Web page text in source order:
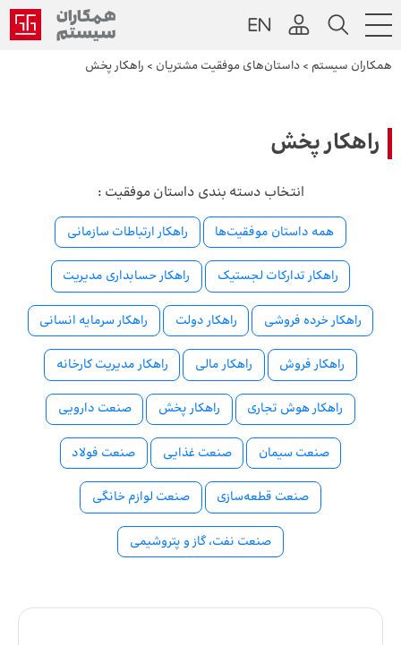
همکاران سیستم > داستان‌های موفقیت مشتریان > راهکار پخش
راهکار پخش
انتخاب دسته بندی داستان موفقیت :
همه داستان موفقیت‌ها راهکار ارتباطات سازمانی
راهکار تدارکات لجستیک راهکار حسابداری مدیریت
راهکار خرده فروشی راهکار دولت راهکار سرمایه انسانی
راهکار فروش راهکار مالی راهکار مدیریت کارخانه
راهکار هوش تجاری راهکار پخش صنعت دارویی
صنعت سیمان صنعت غذایی صنعت فولاد
صنعت قطعه‌سازی صنعت لوازم خانگی
صنعت نفت، گاز و پتروشیمی